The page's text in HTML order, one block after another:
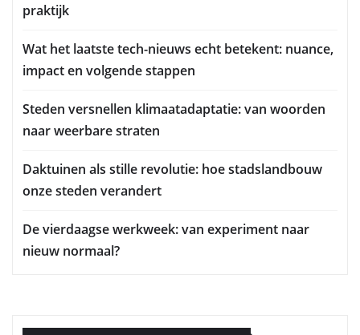
praktijk
Wat het laatste tech-nieuws echt betekent: nuance,
impact en volgende stappen
Steden versnellen klimaatadaptatie: van woorden
naar weerbare straten
Daktuinen als stille revolutie: hoe stadslandbouw
onze steden verandert
De vierdaagse werkweek: van experiment naar
nieuw normaal?